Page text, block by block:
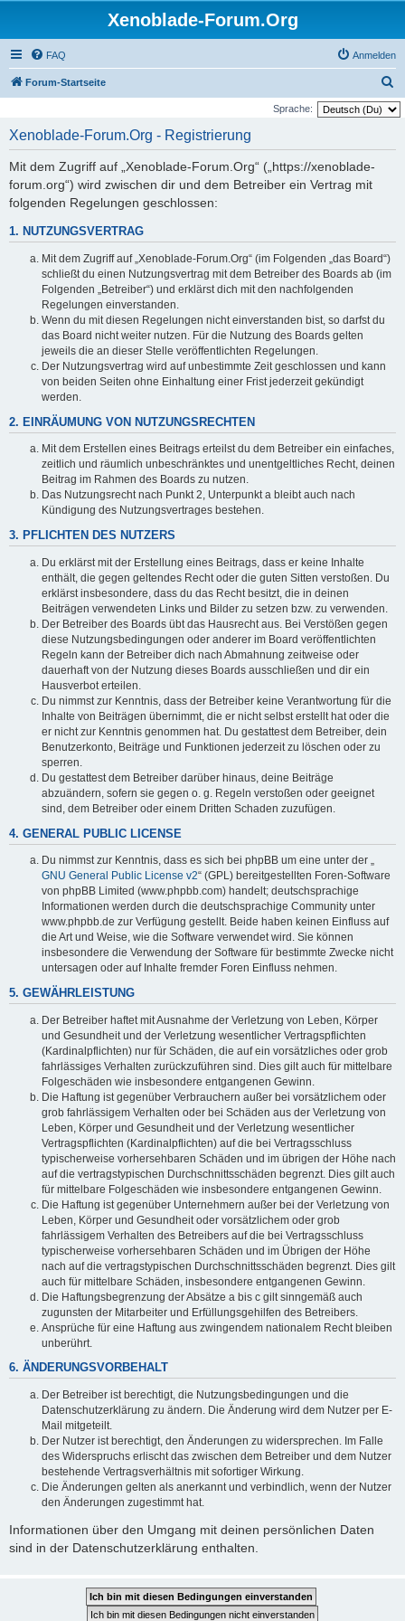
Xenoblade-Forum.Org
FAQ Anmelden
Forum-Startseite
u
Sprache:
Xenoblade-Forum.Org - Registrierung
Mit dem Zugriff auf „Xenoblade-Forum.Org“ („https://xenoblade-
forum.org“) wird zwischen dir und dem Betreiber ein Vertrag mit
folgenden Regelungen geschlossen:
1. NUTZUNGSVERTRAG
Mit dem Zugriff auf „Xenoblade-Forum.Org“ (im Folgenden „das Board“)
schließt du einen Nutzungsvertrag mit dem Betreiber des Boards ab (im
Folgenden „Betreiber“) und erklärst dich mit den nachfolgenden
Regelungen einverstanden.
Wenn du mit diesen Regelungen nicht einverstanden bist, so darfst du
das Board nicht weiter nutzen. Für die Nutzung des Boards gelten
jeweils die an dieser Stelle veröffentlichten Regelungen.
Der Nutzungsvertrag wird auf unbestimmte Zeit geschlossen und kann
von beiden Seiten ohne Einhaltung einer Frist jederzeit gekündigt
werden.
2. EINRÄUMUNG VON NUTZUNGSRECHTEN
Mit dem Erstellen eines Beitrags erteilst du dem Betreiber ein einfaches,
zeitlich und räumlich unbeschränktes und unentgeltliches Recht, deinen
Beitrag im Rahmen des Boards zu nutzen.
Das Nutzungsrecht nach Punkt 2, Unterpunkt a bleibt auch nach
Kündigung des Nutzungsvertrages bestehen.
3. PFLICHTEN DES NUTZERS
Du erklärst mit der Erstellung eines Beitrags, dass er keine Inhalte
enthält, die gegen geltendes Recht oder die guten Sitten verstoßen. Du
erklärst insbesondere, dass du das Recht besitzt, die in deinen
Beiträgen verwendeten Links und Bilder zu setzen bzw. zu verwenden.
Der Betreiber des Boards übt das Hausrecht aus. Bei Verstößen gegen
diese Nutzungsbedingungen oder anderer im Board veröffentlichten
Regeln kann der Betreiber dich nach Abmahnung zeitweise oder
dauerhaft von der Nutzung dieses Boards ausschließen und dir ein
Hausverbot erteilen.
Du nimmst zur Kenntnis, dass der Betreiber keine Verantwortung für die
Inhalte von Beiträgen übernimmt, die er nicht selbst erstellt hat oder die
er nicht zur Kenntnis genommen hat. Du gestattest dem Betreiber, dein
Benutzerkonto, Beiträge und Funktionen jederzeit zu löschen oder zu
sperren.
Du gestattest dem Betreiber darüber hinaus, deine Beiträge
abzuändern, sofern sie gegen o. g. Regeln verstoßen oder geeignet
sind, dem Betreiber oder einem Dritten Schaden zuzufügen.
4. GENERAL PUBLIC LICENSE
Du nimmst zur Kenntnis, dass es sich bei phpBB um eine unter der „
GNU General Public License v2“ (GPL) bereitgestellten Foren-Software
von phpBB Limited (www.phpbb.com) handelt; deutschsprachige
Informationen werden durch die deutschsprachige Community unter
www.phpbb.de zur Verfügung gestellt. Beide haben keinen Einfluss auf
die Art und Weise, wie die Software verwendet wird. Sie können
insbesondere die Verwendung der Software für bestimmte Zwecke nicht
untersagen oder auf Inhalte fremder Foren Einfluss nehmen.
5. GEWÄHRLEISTUNG
Der Betreiber haftet mit Ausnahme der Verletzung von Leben, Körper
und Gesundheit und der Verletzung wesentlicher Vertragspflichten
(Kardinalpflichten) nur für Schäden, die auf ein vorsätzliches oder grob
fahrlässiges Verhalten zurückzuführen sind. Dies gilt auch für mittelbare
Folgeschäden wie insbesondere entgangenen Gewinn.
Die Haftung ist gegenüber Verbrauchern außer bei vorsätzlichem oder
grob fahrlässigem Verhalten oder bei Schäden aus der Verletzung von
Leben, Körper und Gesundheit und der Verletzung wesentlicher
Vertragspflichten (Kardinalpflichten) auf die bei Vertragsschluss
typischerweise vorhersehbaren Schäden und im übrigen der Höhe nach
auf die vertragstypischen Durchschnittsschäden begrenzt. Dies gilt auch
für mittelbare Folgeschäden wie insbesondere entgangenen Gewinn.
Die Haftung ist gegenüber Unternehmern außer bei der Verletzung von
Leben, Körper und Gesundheit oder vorsätzlichem oder grob
fahrlässigem Verhalten des Betreibers auf die bei Vertragsschluss
typischerweise vorhersehbaren Schäden und im Übrigen der Höhe
nach auf die vertragstypischen Durchschnittsschäden begrenzt. Dies gilt
auch für mittelbare Schäden, insbesondere entgangenen Gewinn.
Die Haftungsbegrenzung der Absätze a bis c gilt sinngemäß auch
zugunsten der Mitarbeiter und Erfüllungsgehilfen des Betreibers.
Ansprüche für eine Haftung aus zwingendem nationalem Recht bleiben
unberührt.
6. ÄNDERUNGSVORBEHALT
Der Betreiber ist berechtigt, die Nutzungsbedingungen und die
Datenschutzerklärung zu ändern. Die Änderung wird dem Nutzer per E-
Mail mitgeteilt.
Der Nutzer ist berechtigt, den Änderungen zu widersprechen. Im Falle
des Widerspruchs erlischt das zwischen dem Betreiber und dem Nutzer
bestehende Vertragsverhältnis mit sofortiger Wirkung.
Die Änderungen gelten als anerkannt und verbindlich, wenn der Nutzer
den Änderungen zugestimmt hat.
Informationen über den Umgang mit deinen persönlichen Daten
sind in der Datenschutzerklärung enthalten.